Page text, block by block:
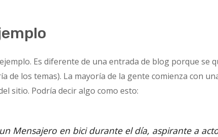
Es diferente de una entrada de blog porque se
de los temas). La mayoría de la gente comienza con
sitio. Podría decir algo como esto:
Mensajero en bici durante el día, aspirante a